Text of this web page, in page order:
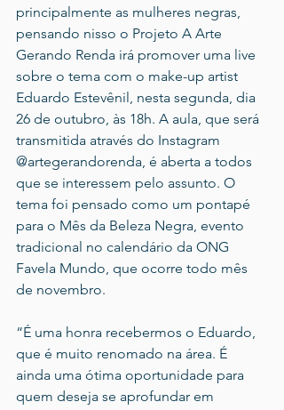
principalmente as mulheres negras,
pensando nisso o Projeto A Arte
Gerando Renda irá promover uma live
sobre o tema com o make-up artist
Eduardo Estevênil, nesta segunda, dia
26 de outubro, às 18h. A aula, que será
transmitida através do Instagram
@artegerandorenda, é aberta a todos
que se interessem pelo assunto. O
tema foi pensado como um pontapé
para o Mês da Beleza Negra, evento
tradicional no calendário da ONG
Favela Mundo, que ocorre todo mês
de novembro.
“É uma honra recebermos o Eduardo,
que é muito renomado na área. É
ainda uma ótima oportunidade para
quem deseja se aprofundar em